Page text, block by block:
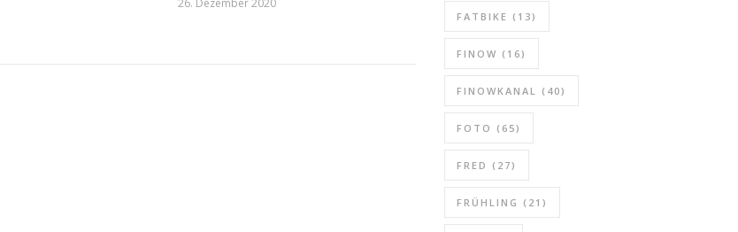
26. Dezember 2020
FATBIKE (13)
FINOW (16)
FINOWKANAL (40)
FOTO (65)
FRED (27)
FRÜHLING (21)